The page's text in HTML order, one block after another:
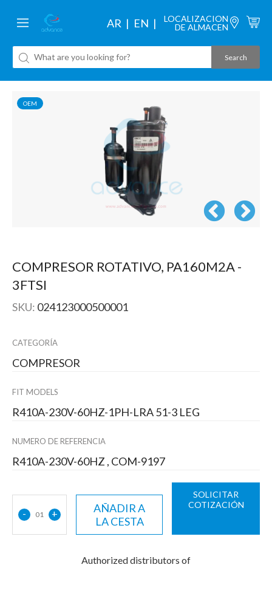
AR EN
LOCALIZACION
DE ALMACEN
OEM
COMPRESOR ROTATIVO, PA160M2A -
3FTSI
SKU: 024123000500001
CATEGORÍA
COMPRESOR
FIT MODELS
R410A-230V-60HZ-1PH-LRA 51-3 LEG
NUMERO DE REFERENCIA
R410A-230V-60HZ , COM-9197
- 01 +
AÑADIR A
LA CESTA
SOLICITAR
COTIZACIÓN
Authorized distributors of